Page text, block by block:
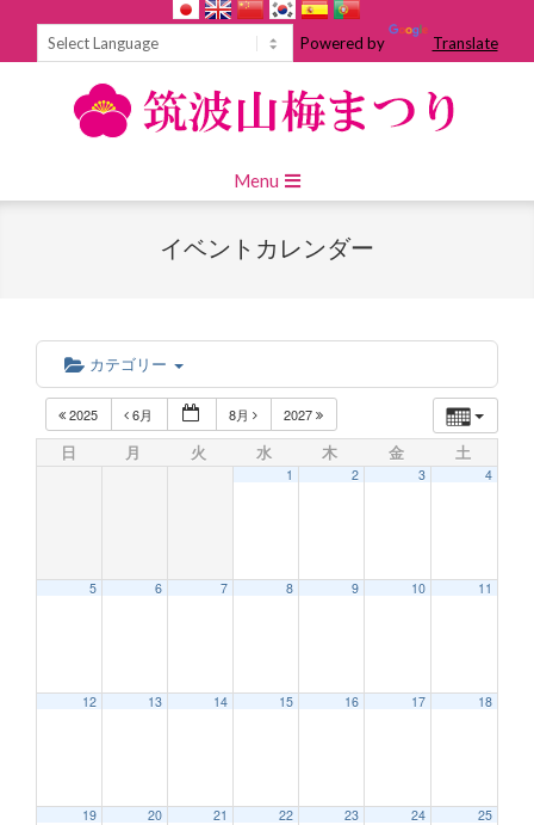
Powered by Translate
Navigation
Menu
イベントカレンダー
カテゴリー
2025 6月 8月 2027
日 月 火 水 木 金 土
1 2 3 4
5 6 7 8 9 10 11
12 13 14 15 16 17 18
19 20 21 22 23 24 25
2:00 AM